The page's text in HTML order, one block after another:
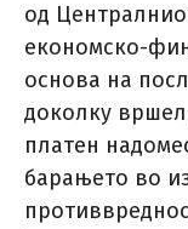
од
економско-
основа на
доколку
платен
барањето во